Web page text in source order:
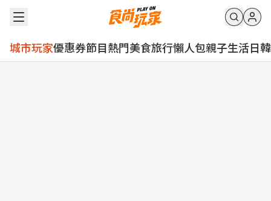
城市玩家優惠券節目熱門美食旅行懶人包親子生活日韓